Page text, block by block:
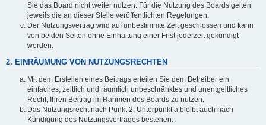
Sie das Board nicht weiter nutzen. Für die Nutzung des Boards gelten
jeweils die an dieser Stelle veröffentlichten Regelungen.
Der Nutzungsvertrag wird auf unbestimmte Zeit geschlossen und kann
von beiden Seiten ohne Einhaltung einer Frist jederzeit gekündigt
werden.
2. EINRÄUMUNG VON NUTZUNGSRECHTEN
Mit dem Erstellen eines Beitrags erteilen Sie dem Betreiber ein
einfaches, zeitlich und räumlich unbeschränktes und unentgeltliches
Recht, Ihren Beitrag im Rahmen des Boards zu nutzen.
Das Nutzungsrecht nach Punkt 2, Unterpunkt a bleibt auch nach
Kündigung des Nutzungsvertrages bestehen.